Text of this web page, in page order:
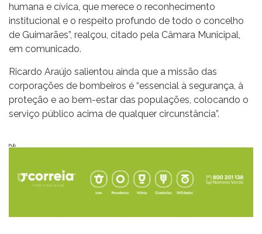
humana e cívica, que merece o reconhecimento
institucional e o respeito profundo de todo o concelho
de Guimarães”, realçou, citado pela Câmara Municipal,
em comunicado.
Ricardo Araújo salientou ainda que a missão das
corporações de bombeiros é “essencial à segurança, à
proteção e ao bem-estar das populações, colocando o
serviço público acima de qualquer circunstância”.
Pub